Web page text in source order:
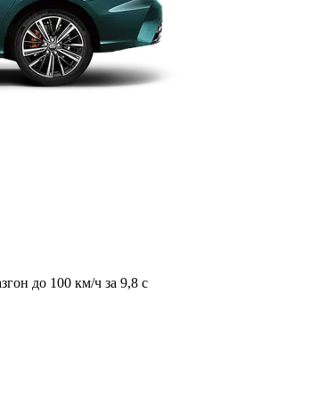
до 100 км/ч за 9,8 с